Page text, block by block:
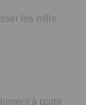
les mille
à partir